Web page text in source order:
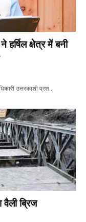
क्षेत्र में बनी
उत्तरकाशी प्रश…
ब्रिज